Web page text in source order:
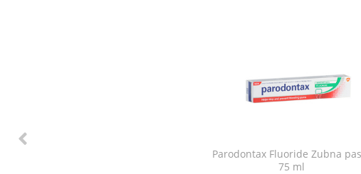
Parodontax Fluoride Zubna
75 ml